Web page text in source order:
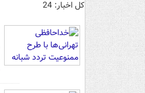
کل اخبار: 24